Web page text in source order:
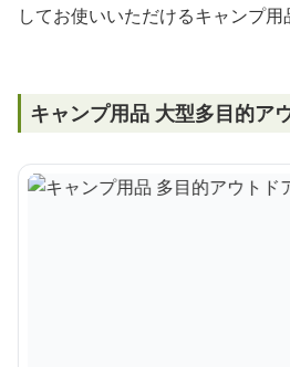
してお使いいただけるキャンプ用
キャンプ用品 大型多目的ア